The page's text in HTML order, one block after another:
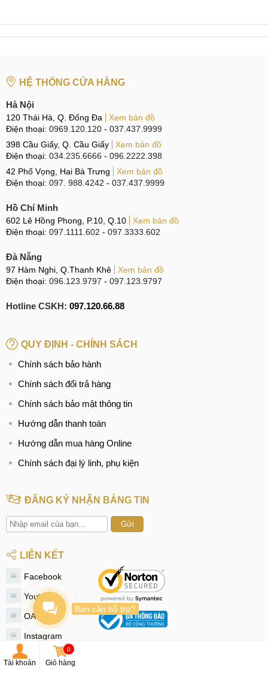
HỆ THỐNG CỬA HÀNG
Hà Nội
120 Thái Hà, Q. Đống Đa
Xem bản đồ
Điện thoại: 0969.120.120 - 037.437.9999
398 Cầu Giấy, Q. Cầu Giấy
Xem bản đồ
Điện thoại: 034.235.6666 - 096.2222.398
42 Phố Vọng, Hai Bà Trưng
Xem bản đồ
Điện thoại: 097. 988.4242 - 037.437.9999
Hồ Chí Minh
602 Lê Hồng Phong, P.10, Q.10
Xem bản đồ
Điện thoại: 097.1111.602 - 097.3333.602
Đà Nẵng
97 Hàm Nghi, Q.Thanh Khê
Xem bản đồ
Điện thoại: 096.123.9797 - 097.123.9797
Hotline CSKH: 097.120.66.88
QUY ĐỊNH - CHÍNH SÁCH
Chính sách bảo hành
Chính sách đổi trả hàng
Chính sách bảo mật thông tin
Hướng dẫn thanh toán
Hướng dẫn mua hàng Online
Chính sách đại lý linh, phụ kiện
ĐĂNG KÝ NHẬN BẢNG TIN
Gửi
LIÊN KẾT
Facebook
Youtube
OA Zalo
Instagram
Tiktok
Tài khoản
0
Giỏ hàng
Bạn cần hỗ trợ?